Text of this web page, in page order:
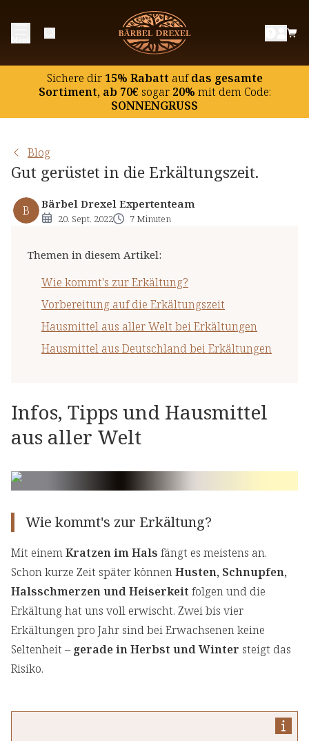
Sichere dir15% Rabatt aufdas gesamte
Sortiment, ab 70€ sogar20% mit dem Code:
SONNENGRUSS
Blog
Gut gerüstet in die Erkältungszeit.
B Bärbel Drexel Expertenteam
20. Sept. 2022 7 Minuten
Themen in diesem Artikel:
Wie kommt's zur Erkältung?
Vorbereitung auf die Erkältungszeit
Hausmittel aus aller Welt bei Erkältungen
Hausmittel aus Deutschland bei Erkältungen
Wie kommt's zur Erkältung?
Vorbereitung auf die Erkältungszeit
Hausmittel aus aller Welt bei Erkältungen
Hausmittel aus Deutschland bei Erkältungen
Infos, Tipps und Hausmittel
aus aller Welt
Wie kommt's zur Erkältung?
Mit einemKratzen im Hals fängt es meistens an.
Schon kurze Zeit später könnenHusten, Schnupfen,
Halsschmerzen und Heiserkeit folgen und die
Erkältung hat uns voll erwischt. Zwei bis vier
Erkältungen pro Jahr sind bei Erwachsenen keine
Seltenheit – gerade in Herbst und Winter steigt das
Risiko.